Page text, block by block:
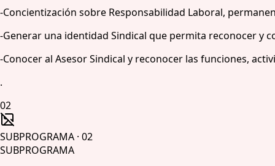
-Concientización sobre Responsabilidad Laboral,
-Generar una identidad Sindical que permita reconocer y
-Conocer al Asesor Sindical y reconocer las funciones,
.
02
SUBPROGRAMA · 02
SUBPROGRAMA